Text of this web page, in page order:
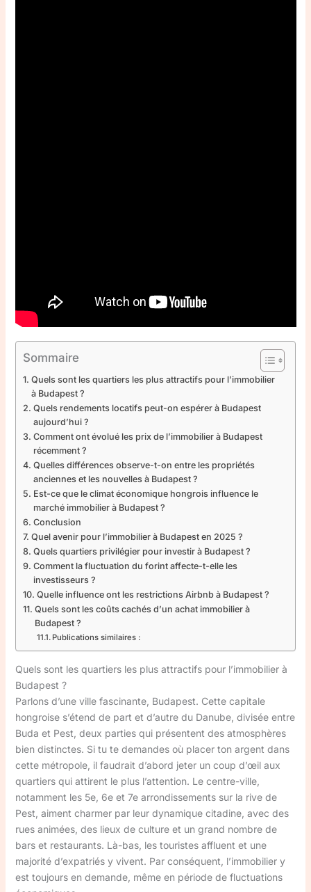
Sommaire
Quels sont les quartiers les plus attractifs pour l’immobilier
à Budapest ?
Quels rendements locatifs peut-on espérer à Budapest
aujourd’hui ?
Comment ont évolué les prix de l’immobilier à Budapest
récemment ?
Quelles différences observe-t-on entre les propriétés
anciennes et les nouvelles à Budapest ?
Est-ce que le climat économique hongrois influence le
marché immobilier à Budapest ?
Conclusion
Quel avenir pour l’immobilier à Budapest en 2025 ?
Quels quartiers privilégier pour investir à Budapest ?
Comment la fluctuation du forint affecte-t-elle les
investisseurs ?
Quelle influence ont les restrictions Airbnb à Budapest ?
Quels sont les coûts cachés d’un achat immobilier à
Budapest ?
Publications similaires :
Quels sont les quartiers les plus attractifs pour l’immobilier à
Budapest ?
Parlons d’une ville fascinante, Budapest. Cette capitale
hongroise s’étend de part et d’autre du Danube, divisée entre
Buda et Pest, deux parties qui présentent des atmosphères
bien distinctes. Si tu te demandes où placer ton argent dans
cette métropole, il faudrait d’abord jeter un coup d’œil aux
quartiers qui attirent le plus l’attention. Le centre-ville,
notamment les 5e, 6e et 7e arrondissements sur la rive de
Pest, aiment charmer par leur dynamique citadine, avec des
rues animées, des lieux de culture et un grand nombre de
bars et restaurants. Là-bas, les touristes affluent et une
majorité d’expatriés y vivent. Par conséquent, l’immobilier y
est toujours en demande, même en période de fluctuations